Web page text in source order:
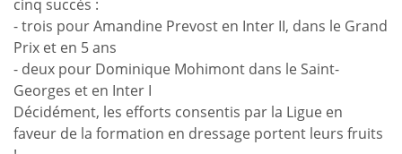
cinq succès :
- trois pour Amandine Prevost en Inter II, dans le Grand
Prix et en 5 ans
- deux pour Dominique Mohimont dans le Saint-
Georges et en Inter I
Décidément, les efforts consentis par la Ligue en
faveur de la formation en dressage portent leurs fruits